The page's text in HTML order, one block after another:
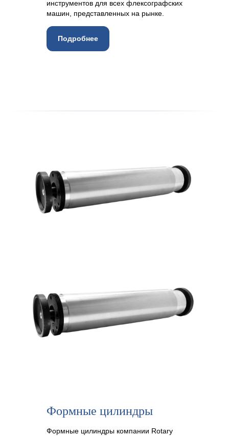
инструментов для всех флексографских
машин, представленных на рынке.
Подробнее
Формные цилиндры
Формные цилиндры компании Rotary